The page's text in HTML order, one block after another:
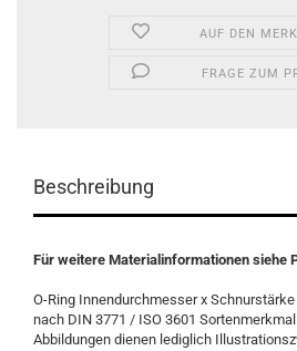
AUF DEN
FRAGE ZUM
Beschreibung
Für weitere Materialinformationen siehe
O-Ring Innendurchmesser x
nach DIN 3771 / ISO 3601
Abbildungen dienen lediglich